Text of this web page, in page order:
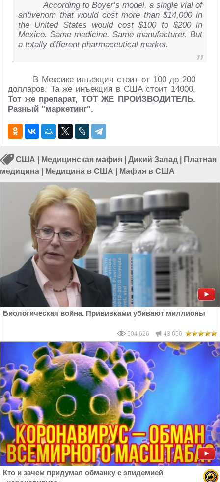
According to Boyer‘s model, a single vial of
antivenom that would cost more than $14,000 in
the United States would cost $100 to $200 in
Mexico. Same medicine. Same manufacturer. But
a totally different pharmaceutical market.
В Мек­си­ке инъ­ек­ция стоит от 100 до 200
дол­ла­ров. Та же инъ­ек­ция в США стоит 14000.
Тот же пре­па­рат, ТОТ ЖЕ ПРО­ИЗ­ВО­ДИ­ТЕЛЬ.
Разный "мар­ке­тинг".
США Медицинская мафия Дикий Запад
Платная
медицина
Медицина в США Мафия в США
Биологическая война. Прививками убивают миллионы
504 626 43 650
Кто и зачем придумал обманку с эпидемией